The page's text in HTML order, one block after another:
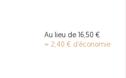
Au lieu de 16,50 €
= 2,40 € d’économie
enfant Saison 2026